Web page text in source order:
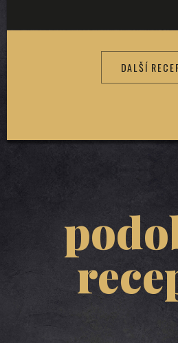
DALŠÍ